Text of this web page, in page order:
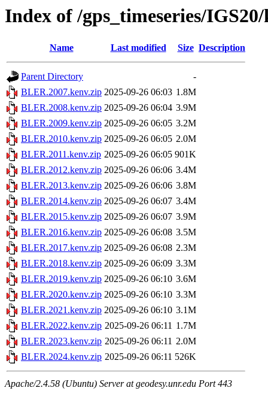
Index of /gps_timeseries/
Name Last modified Size Description
Parent Directory
-
BLER.2007.kenv.zip 2025-09-26 06:03 1.8M
BLER.2008.kenv.zip 2025-09-26 06:04 3.9M
BLER.2009.kenv.zip 2025-09-26 06:05 3.2M
BLER.2010.kenv.zip 2025-09-26 06:05 2.0M
BLER.2011.kenv.zip 2025-09-26 06:05 901K
BLER.2012.kenv.zip 2025-09-26 06:06 3.4M
BLER.2013.kenv.zip 2025-09-26 06:06 3.8M
BLER.2014.kenv.zip 2025-09-26 06:07 3.4M
BLER.2015.kenv.zip 2025-09-26 06:07 3.9M
BLER.2016.kenv.zip 2025-09-26 06:08 3.5M
BLER.2017.kenv.zip 2025-09-26 06:08 2.3M
BLER.2018.kenv.zip 2025-09-26 06:09 3.3M
BLER.2019.kenv.zip 2025-09-26 06:10 3.6M
BLER.2020.kenv.zip 2025-09-26 06:10 3.3M
BLER.2021.kenv.zip 2025-09-26 06:10 3.1M
BLER.2022.kenv.zip 2025-09-26 06:11 1.7M
BLER.2023.kenv.zip 2025-09-26 06:11 2.0M
BLER.2024.kenv.zip 2025-09-26 06:11 526K
Apache/2.4.58 (Ubuntu) Server at geodesy.unr.edu Port 443